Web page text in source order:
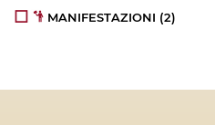
MANIFESTAZIONI (2)